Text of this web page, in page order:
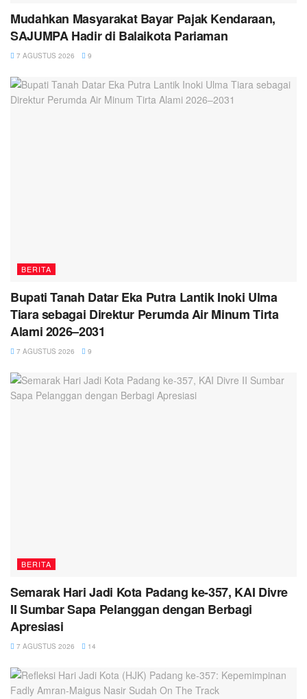
Mudahkan Masyarakat Bayar Pajak Kendaraan,
SAJUMPA Hadir di Balaikota Pariaman
7 AGUSTUS 2026 9
BERITA
Bupati Tanah Datar Eka Putra Lantik Inoki Ulma
Tiara sebagai Direktur Perumda Air Minum Tirta
Alami 2026–2031
7 AGUSTUS 2026 9
BERITA
Semarak Hari Jadi Kota Padang ke-357, KAI Divre
II Sumbar Sapa Pelanggan dengan Berbagi
Apresiasi
7 AGUSTUS 2026 14